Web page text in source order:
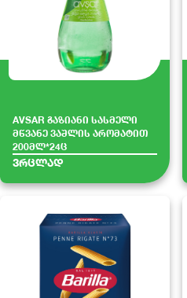
AVSAR გაზიანი სასმელი
მწვანე ვაშლის არომატით
200მლ*24ც
ვრცლად